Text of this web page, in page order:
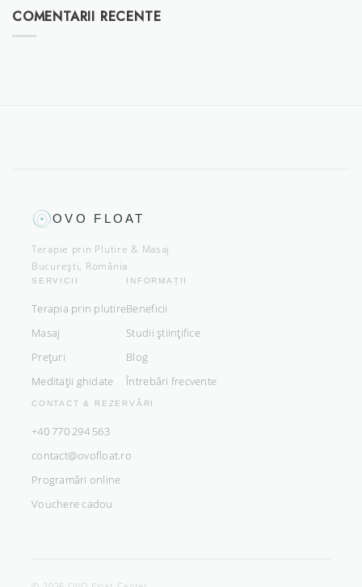
COMENTARII RECENTE
OVO FLOAT
Terapie prin Plutire & Masaj
București, România
SERVICII
Terapia prin plutire
Masaj
Prețuri
Meditații ghidate
INFORMAȚII
Beneficii
Studii științifice
Blog
Întrebări frecvente
CONTACT & REZERVĂRI
+40 770 294 563
contact@ovofloat.ro
Programări online
Vouchere cadou